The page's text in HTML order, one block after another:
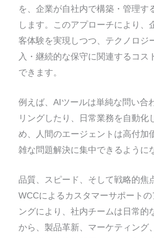
を、企業が自社内で構築・管理す
します。このアプローチにより、
客体験を実現しつつ、テクノロジ
入・継続的な保守に関連するコス
できます。
例えば、AIツールは単純な問い合
リングしたり、日常業務を自動化
め、人間のエージェントは高付加
雑な問題解決に集中できるように
品質、スピード、そして戦略的焦
WCCによるカスタマーサポート
ングにより、社内チームは日常的
から、製品革新、マーケティング